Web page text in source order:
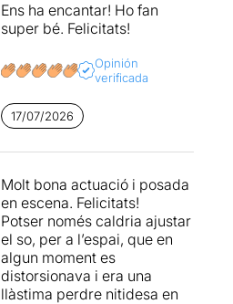
l’aplaudiment del públic
enfollit que projecta en el
crim i els criminals allò que,
com afirmavaStephen
vers deSweeney Todd
“Però qui no ha buscat la
d’un mateix i d’uns altres,
guanyem aquesta
acceptació, perquè de
mentre“no som bons per
res” , igual que afirmava
Fisher.
Ens ha encantar! Ho fan
super bé. Felicitats!
Opinión
verificada
17/07/2026
Molt bona actuació i posada
en escena. Felicitats!
Potser només caldria ajustar
el so, per a l’espai, que en
algun moment es
distorsionava i era una
llàstima perdre nitidesa en